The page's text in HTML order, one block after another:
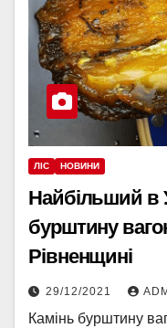
ЛІС НОВИНИ
Найбільший в
бурштину
Рівненщині
29/12/2021
Камінь бурштину